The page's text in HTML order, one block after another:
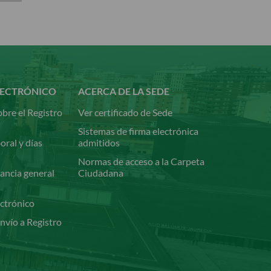
el Registro
y días
general
a Registro
ACERCA DE LA SEDE
Ver certificado de Sede
Sistemas de firma electrónica
admitidos
Normas de acceso a la Carpeta
Ciudadana